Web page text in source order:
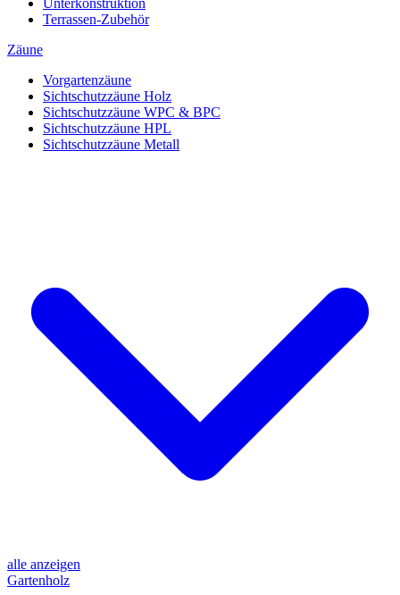
Unterkonstruktion
Terrassen-Zubehör
Zäune
Vorgartenzäune
Sichtschutzzäune Holz
Sichtschutzzäune WPC & BPC
Sichtschutzzäune HPL
Sichtschutzzäune Metall
alle anzeigen
Gartenholz